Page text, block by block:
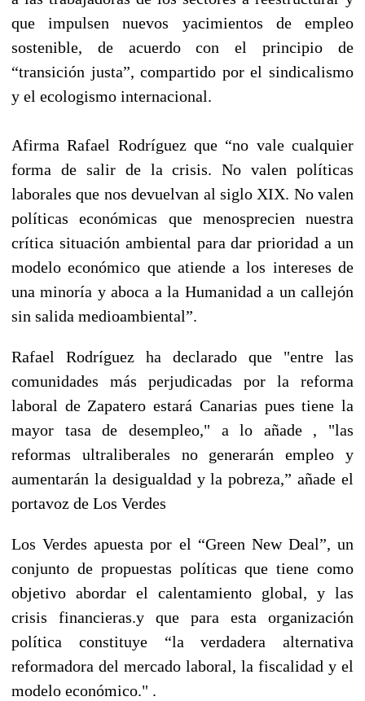
que impulsen nuevos yacimientos de empleo
sostenible, de acuerdo con el principio de
“transición justa”, compartido por el sindicalismo
y el ecologismo internacional.
Afirma Rafael Rodríguez que “no vale cualquier
forma de salir de la crisis. No valen políticas
laborales que nos devuelvan al siglo XIX. No valen
políticas económicas que menosprecien nuestra
crítica situación ambiental para dar prioridad a un
modelo económico que atiende a los intereses de
una minoría y aboca a la Humanidad a un callejón
sin salida medioambiental”.
Rafael Rodríguez ha declarado que "entre las
comunidades más perjudicadas por la reforma
laboral de Zapatero estará Canarias pues tiene la
mayor tasa de desempleo," a lo añade , "las
reformas ultraliberales no generarán empleo y
aumentarán la desigualdad y la pobreza,” añade el
portavoz de Los Verdes
Los Verdes apuesta por el “Green New Deal”, un
conjunto de propuestas políticas que tiene como
objetivo abordar el calentamiento global, y las
crisis financieras.y que para esta organización
política constituye “la verdadera alternativa
reformadora del mercado laboral, la fiscalidad y el
modelo económico." .